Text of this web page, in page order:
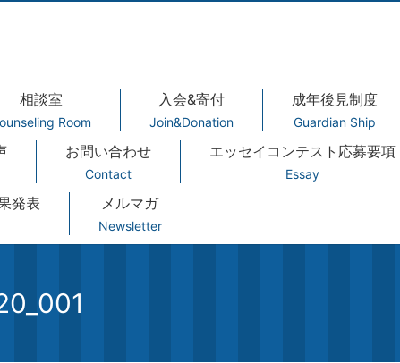
相談室
Room
入会&寄付
Join&Donation
成年後見制度
Guardian Ship
お問い合わせ
Contact
エッセイコンテスト応募要項
Essay
発表 メルマガ
Newsletter